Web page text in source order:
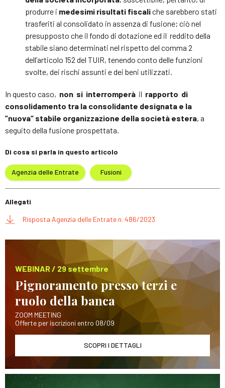
produrre i medesimi risultati fiscaliche sarebbero stati
trasferiti al consolidato in assenza di fusione; ciò nel
presupposto che il fondo di dotazione ed il reddito della
stabile siano determinati nel rispetto del comma 2
dell’articolo 152 del TUIR, tenendo conto delle funzioni
svolte, dei rischi assunti e dei beni utilizzati.
In questo caso, non si interromperà il rapporto di
consolidamento tra la consolidante designata e la
”nuova” stabile organizzazione della società estera, a
seguito della fusione prospettata.
Di cosa si parla in questo articolo
Agenzia delle Entrate Fusioni
Allegati
Risposta Agenzia delle Entrate n. 486/2023
WEBINAR / 29 settembre
Pignoramento presso terzi e
ruolo della banca
ZOOM MEETING
Offerte per iscrizioni entro 08/09
SCOPRI I DETTAGLI